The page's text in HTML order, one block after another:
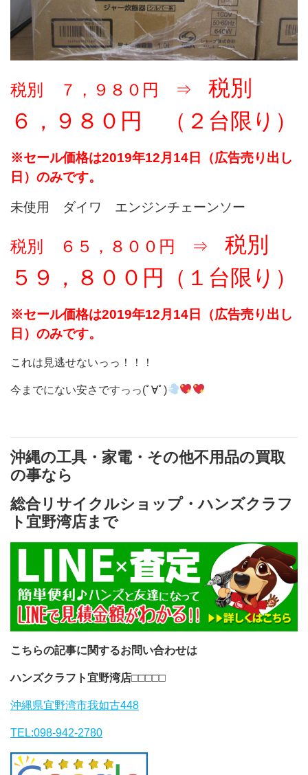
税別 ７，９８０円 ⇒ 税別
６，９８０円 （２台限り）
※セール価格は2019年12月14日（広告売り出し
日）のみです。
未使用 ダイワ エンジンチェーンソー
税別 ６５，８００円 ⇒ 税別
５９，８００円（１台限り）
※セール価格は2019年12月14日（広告売り出し
日）のみです。
これは見逃せないっっ！！！
今までにない安さですっっ(ﾟ∀ﾟ)
沖縄の工具・家電・その他不用品の買取
の事なら
総合リサイクルショップ・ハンズクラフ
ト宜野湾店まで
こちらの記事に関するお問い合わせは
ハンズクラフト宜野湾店□□□□□
沖縄県宜野湾市我如古448
TEL:098-942-2780